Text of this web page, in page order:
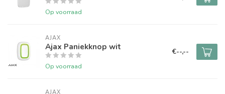
Op voorraad
AJAX
Ajax Paniekknop wit
Op voorraad
€--,--
AJAX